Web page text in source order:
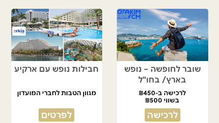
שובר לחופשה – נופש
בארץ/ בחו"ל
לרכישה ב-₪450
בשווי ₪500
לרכישה
חבילות נופש עם ארקיע
מגוון הטבות לחברי המועדון
לפרטים